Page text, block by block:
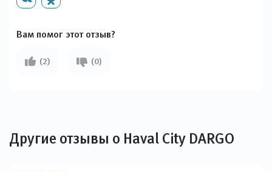
Вам помог этот отзыв?
(2) (0)
Другие отзывы о Haval City DARGO